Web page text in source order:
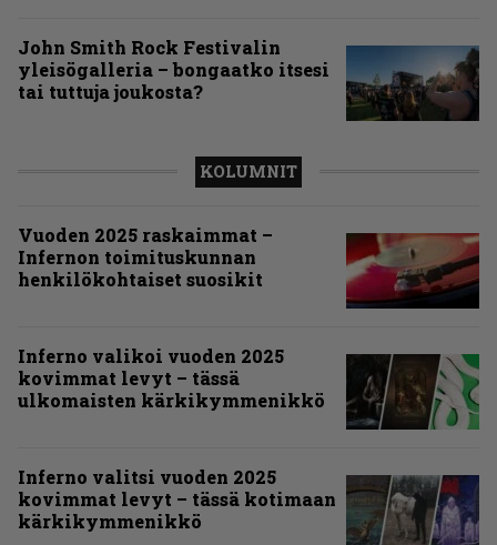
John Smith Rock Festivalin
yleisögalleria – bongaatko itsesi
tai tuttuja joukosta?
KOLUMNIT
Vuoden 2025 raskaimmat –
Infernon toimituskunnan
henkilökohtaiset suosikit
Inferno valikoi vuoden 2025
kovimmat levyt – tässä
ulkomaisten kärkikymmenikkö
Inferno valitsi vuoden 2025
kovimmat levyt – tässä kotimaan
kärkikymmenikkö